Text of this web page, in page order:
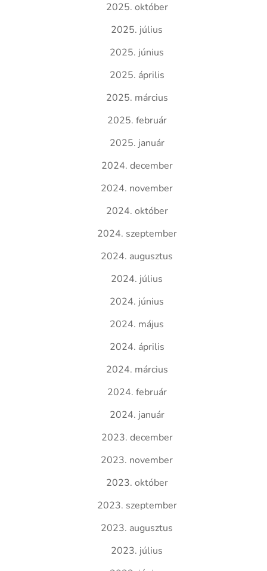
2025. október
2025. július
2025. június
2025. április
2025. március
2025. február
2025. január
2024. december
2024. november
2024. október
2024. szeptember
2024. augusztus
2024. július
2024. június
2024. május
2024. április
2024. március
2024. február
2024. január
2023. december
2023. november
2023. október
2023. szeptember
2023. augusztus
2023. július